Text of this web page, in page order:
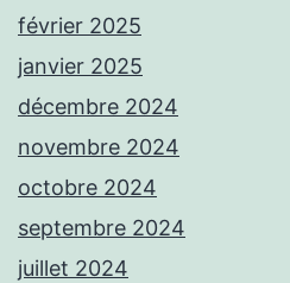
février 2025
janvier 2025
décembre 2024
novembre 2024
octobre 2024
septembre 2024
juillet 2024